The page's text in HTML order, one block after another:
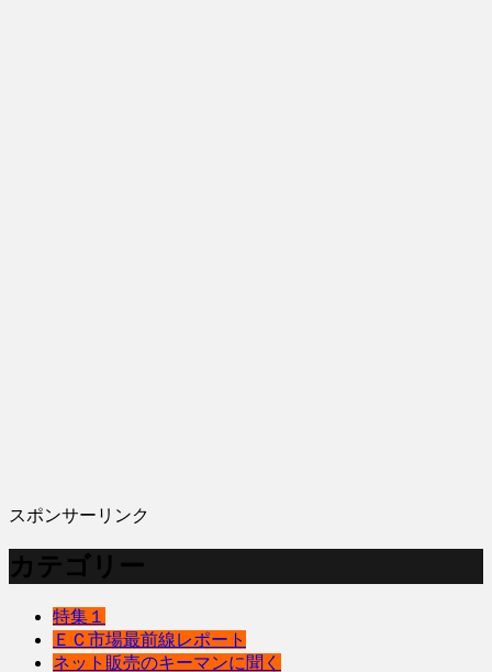
スポンサーリンク
カテゴリー
特集１
ＥＣ市場最前線レポート
ネット販売のキーマンに聞く